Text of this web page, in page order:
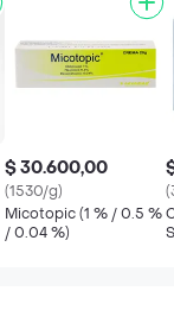
$ 30.600,00
(1530/g)
Micotopic (1 % / 0.5 %
/ 0.04 %)